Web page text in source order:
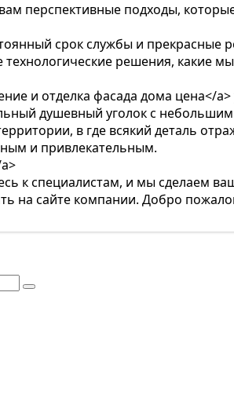
перспективные подходы,
срок службы и прекрасные
решения, какие
и отделка фасада дома цена</a>
душевный уголок с
в где всякий деталь
и привлекательным.
к специалистам, и мы сделаем
на сайте компании. Добро